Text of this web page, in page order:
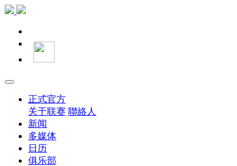
正式官方
关于联赛 聯絡人
新闻
多媒体
日历
俱乐部